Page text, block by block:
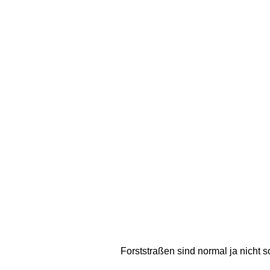
Forststraßen sind normal ja nicht